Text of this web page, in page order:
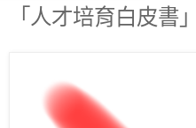
「人才培育白皮書